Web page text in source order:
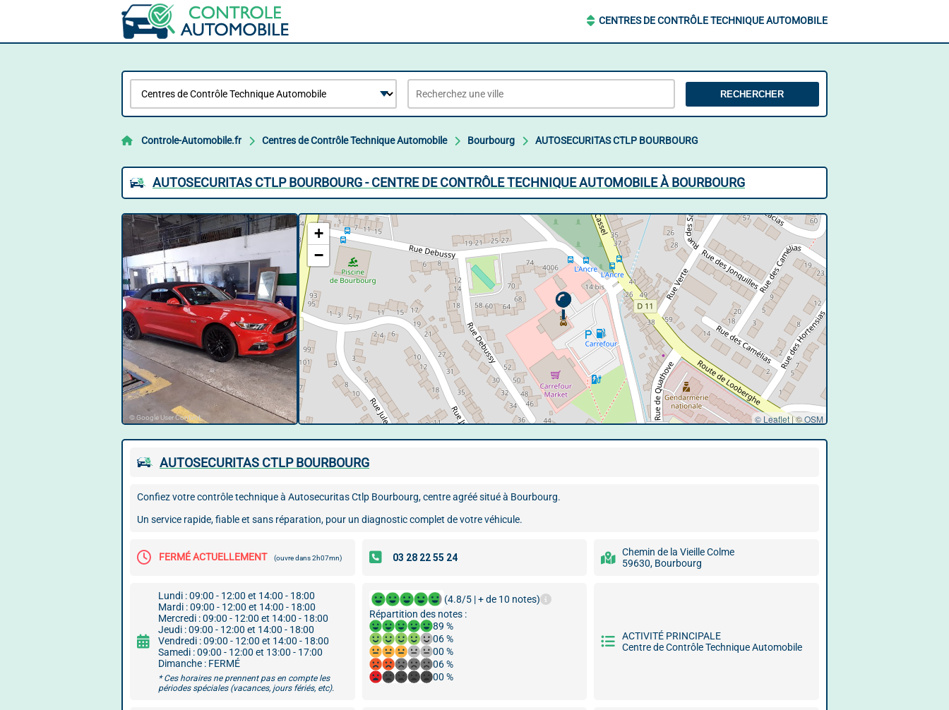
CENTRES DE CONTRÔLE TECHNIQUE AUTOMOBILE
RECHERCHER
Controle-Automobile.fr Centres de Contrôle Technique Automobile Bourbourg AUTOSECURITAS CTLP BOURBOURG
AUTOSECURITAS CTLP BOURBOURG - CENTRE DE CONTRÔLE TECHNIQUE AUTOMOBILE À BOURBOURG
© Google User Content
+
−
© Leaflet|©OSM
AUTOSECURITAS CTLP BOURBOURG
Confiez votre contrôle technique à Autosecuritas Ctlp Bourbourg, centre agréé situé à Bourbourg.
Un service rapide, fiable et sans réparation, pour un diagnostic complet de votre véhicule.
FERMÉ ACTUELLEMENT (ouvre dans 2h07mn)
Chemin de la Vieille Colme
59630, Bourbourg
Lundi : 09:00 - 12:00 et 14:00 - 18:00
Mardi : 09:00 - 12:00 et 14:00 - 18:00
Mercredi : 09:00 - 12:00 et 14:00 - 18:00
Jeudi : 09:00 - 12:00 et 14:00 - 18:00
Vendredi : 09:00 - 12:00 et 14:00 - 18:00
Samedi : 09:00 - 12:00 et 13:00 - 17:00
Dimanche : FERMÉ
* Ces horaires ne prennent pas en compte les
périodes spéciales (vacances, jours fériés, etc).
(4.8/5 | + de 10 notes)
Répartition des notes :
89 %
06 %
00 %
06 %
00 %
ACTIVITÉ PRINCIPALE
Centre de Contrôle Technique Automobile